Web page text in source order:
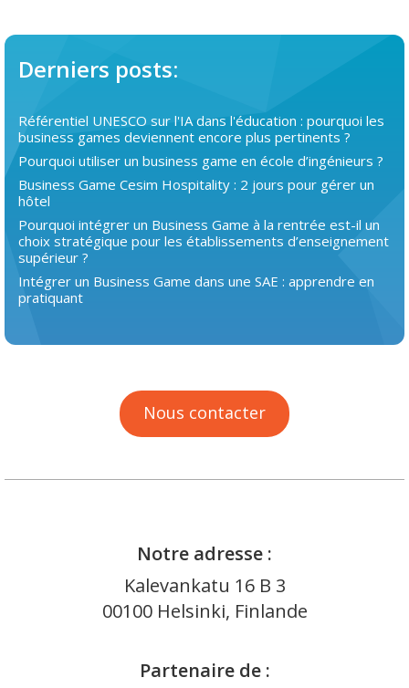
Derniers posts:
Référentiel UNESCO sur l'IA dans l'éducation : pourquoi les
business games deviennent encore plus pertinents ?
Pourquoi utiliser un business game en école d’ingénieurs ?
Business Game Cesim Hospitality : 2 jours pour gérer un
hôtel
Pourquoi intégrer un Business Game à la rentrée est-il un
choix stratégique pour les établissements d’enseignement
supérieur ?
Intégrer un Business Game dans une SAE : apprendre en
pratiquant
Nous contacter
Notre adresse :
Kalevankatu 16 B 3
00100 Helsinki, Finlande
Partenaire de :